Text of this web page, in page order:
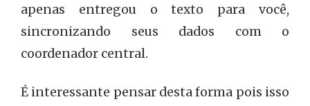
apenas entregou o texto para você,
sincronizando seus dados com o
coordenador central.
É interessante pensar desta forma pois isso